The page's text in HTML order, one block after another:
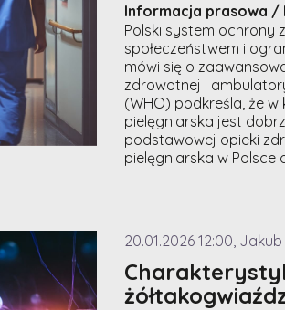
Informacja prasowa /
Polski system ochrony
społeczeństwem i
mówi się o
zdrowotnej i
(WHO) podkreśla, że
pielęgniarska jest
podstawowej opieki
pielęgniarska w Polsce
20.01.2026 12:00,